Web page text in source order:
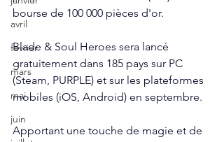
avril
fevrier
mars
mai
juin
bourse de 100 000 pièces d'or.
Blade & Soul Heroes sera lancé
gratuitement dans 185 pays sur PC
(Steam, PURPLE) et sur les plateformes
mobiles (iOS, Android) en septembre.
Apportant une touche de magie et de